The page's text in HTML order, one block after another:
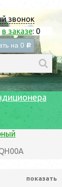
звонок
в заказе: 0
на 0 c
показать